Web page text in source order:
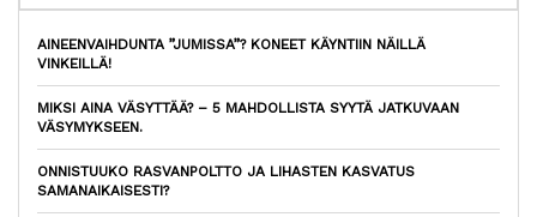
AINEENVAIHDUNTA ”JUMISSA”? KONEET KÄYNTIIN NÄILLÄ
VINKEILLÄ!
MIKSI AINA VÄSYTTÄÄ? – 5 MAHDOLLISTA SYYTÄ JATKUVAAN
VÄSYMYKSEEN.
ONNISTUUKO RASVANPOLTTO JA LIHASTEN KASVATUS
SAMANAIKAISESTI?